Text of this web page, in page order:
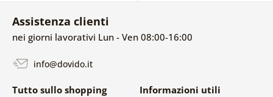
Assistenza clienti
nei giorni lavorativi Lun - Ven 08:00-16:00
info@dovido.it
Tutto sullo shopping Informazioni utili